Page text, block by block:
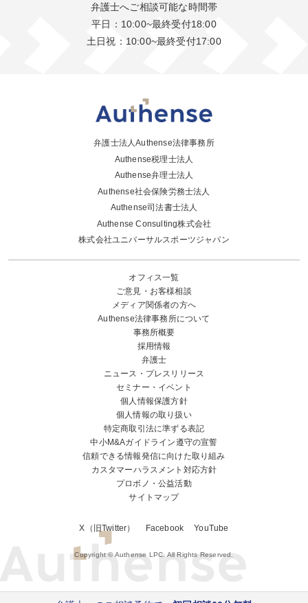
弁護士へご相談可能な時間帯
平日：10:00~最終受付18:00
土日祝：10:00~最終受付17:00
弁護士法人Authense法律事務所
Authense税理士法人
Authense弁理士法人
Authense社会保険労務士法人
Authense司法書士法人
Authense Consulting株式会社
株式会社ユニバーサルスポーツジャパン
オフィス一覧
ご意見・お客様相談
メディア関係者の方へ
Authense法律事務所について
事務所概要
採用情報
弁護士
ニュース・プレスリリース
セミナー・イベント
個人情報保護方針
個人情報の取り扱い
特定商取引法に準ずる表記
中小M&Aガイドライン遵守の宣誓
信頼できる情報発信に向けた取り組み
カスタマーハラスメント対応方針
プロボノ・公益活動
サイトマップ
X（旧Twitter） Facebook YouTube
Copyright © Authense LPC. All Rights Reserved.